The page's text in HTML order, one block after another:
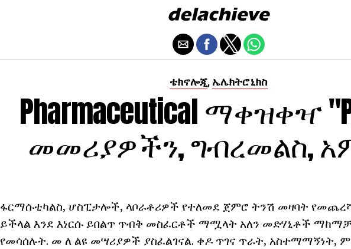
ቴክኖሎጂ, ኤሌክትሮኒክስ
Pharmaceutical ማቀዝቀዣ
መመሪያዎችን, ግብረመልስ,
ፋርማሱቲካልስ, ሆስፒታሎች, ላቦራቶሪዎች የተለመደ ጀምሮ ትንሽ መዛባት
ይችላል እንደ እነርሱ ይበልጥ ጥብቅ መስፈርቶች ማሟላት አለን መድሃኒቶች
የመሳሰሉት. መ ለ ልዩ መሣሪያዎች ያስፈልገናል. ቀዶ ጥገና ጥራት, አስተማማኝነት,